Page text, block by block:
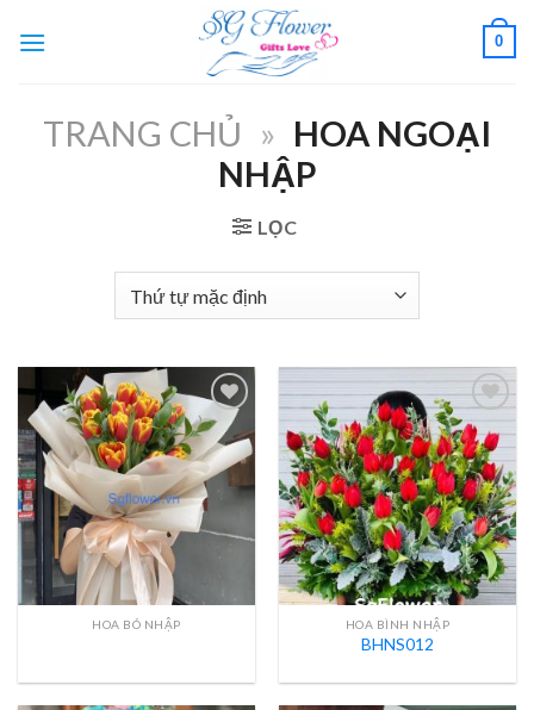
0
TRANG CHỦ » HOA NGOẠI
NHẬP
LỌC
HOA BÓ NHẬP HOA BÌNH NHẬP
BHNS012